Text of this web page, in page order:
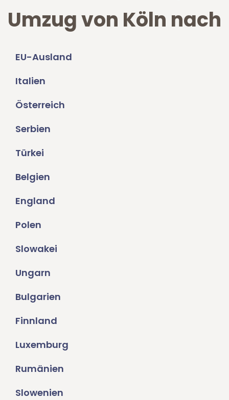
Umzug von Köln nach
EU-Ausland
Italien
Österreich
Serbien
Türkei
Belgien
England
Polen
Slowakei
Ungarn
Bulgarien
Finnland
Luxemburg
Rumänien
Slowenien